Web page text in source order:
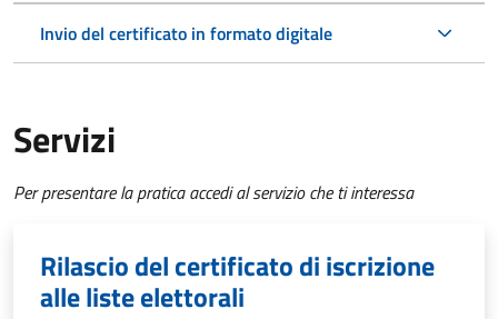
Invio del certificato in formato digitale
Servizi
Per presentare la pratica accedi al servizio che ti interessa
Rilascio del certificato di iscrizione
alle liste elettorali